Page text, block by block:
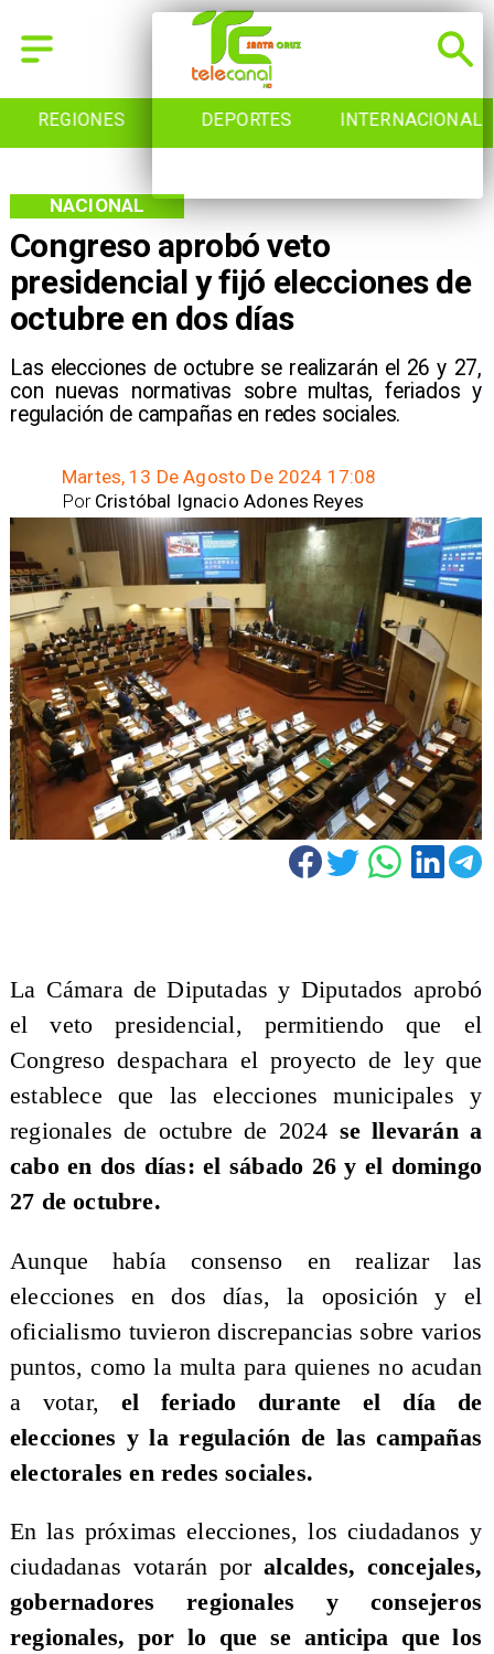
REGIONES DEPORTES INTERNACIONAL
Congreso aprobó veto
presidencial y fijó elecciones de
octubre en dos días
Las elecciones de octubre se realizarán el 26 y 27,
con nuevas normativas sobre multas, feriados y
regulación de campañas en redes sociales.
NACIONAL
Martes, 13 De Agosto De 2024 17:08
Cristóbal Ignacio Adones Reyes
Por
La Cámara de Diputadas y Diputados aprobó
el veto presidencial, permitiendo que el
Congreso despachara el proyecto de ley que
establece que las elecciones municipales y
regionales de octubre de 2024 se llevarán a
cabo en dos días: el sábado 26 y el domingo
27 de octubre.
Aunque había consenso en realizar las
elecciones en dos días, la oposición y el
oficialismo tuvieron discrepancias sobre varios
puntos, como la multa para quienes no acudan
a votar, el feriado durante el día de
elecciones y la regulación de las campañas
electorales en redes sociales.
En las próximas elecciones, los ciudadanos y
ciudadanas votarán poralcaldes, concejales,
gobernadores regionales y consejeros
regionales, por lo que se anticipa que los